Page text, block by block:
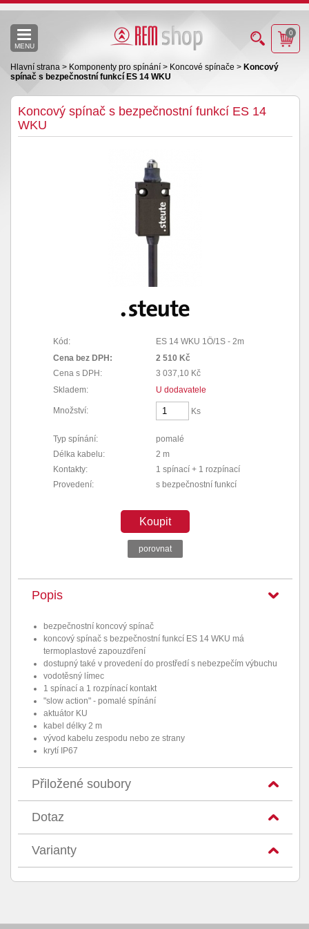
MENU
0
Hlavní strana > Komponenty pro spínání > Koncové spínače > Koncový
spínač s bezpečnostní funkcí ES 14 WKU
Koncový spínač s bezpečnostní funkcí ES 14
WKU
Kód:
ES 14 WKU 1Ö/1S - 2m
Cena bez DPH:
2 510 Kč
Cena s DPH:
3 037,10 Kč
Skladem:
U dodavatele
Množství: Ks
Typ spínání:
pomalé
Délka kabelu:
2 m
Kontakty:
1 spínací + 1 rozpínací
Provedení:
s bezpečnostní funkcí
Koupit
porovnat
Popis
bezpečnostní koncový spínač
koncový spínač s bezpečnostní funkcí ES 14 WKU má
termoplastové zapouzdření
dostupný také v provedení do prostředí s nebezpečím výbuchu
vodotěsný límec
1 spínací a 1 rozpínací kontakt
"slow action" - pomalé spínání
aktuátor KU
kabel délky 2 m
vývod kabelu zespodu nebo ze strany
krytí IP67
Přiložené soubory
Dotaz
Varianty